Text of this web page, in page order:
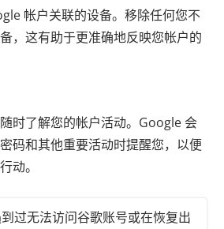
帐户关联的设备。移除任何您不
，这有助于更准确地反映您帐户的
时了解您的帐户活动。Google 会
码和其他重要活动时提醒您，以便
动。
过无法访问谷歌账号或在恢复出